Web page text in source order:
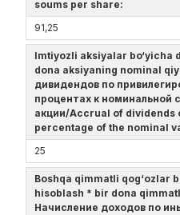
soums per share:
91,25
Imtiyozli aksiyalar
dona aksiyaning nominal
дивидендов по
процентах к номинальной
акции/Accrual of dividends
percentage of the nominal
25
Boshqa qimmatli qog‘ozlar
hisoblash * bir dona
Начисление доходов по